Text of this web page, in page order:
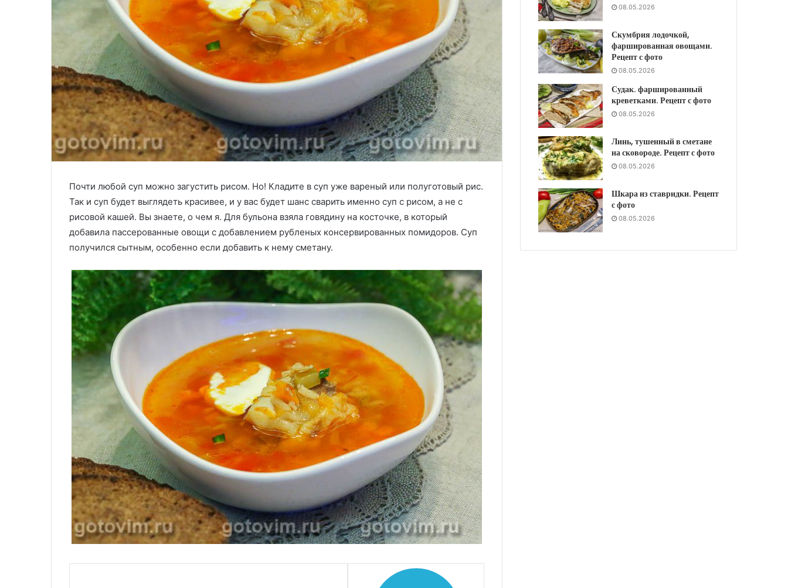
Почти любой суп можно загустить рисом. Но! Кладите в суп уже вареный или полуготовый рис.
Так и суп будет выглядеть красивее, и у вас будет шанс сварить именно суп с рисом, а не с
рисовой кашей. Вы знаете, о чем я. Для бульона взяла говядину на косточке, в который
добавила пассерованные овощи с добавлением рубленых консервированных помидоров. Суп
получился сытным, особенно если добавить к нему сметану.
08.05.2026
Скумбрия лодочкой,
фаршированная овощами.
Рецепт с фото
08.05.2026
Судак. фаршированный
креветками. Рецепт с фото
08.05.2026
Линь, тушенный в сметане
на сковороде. Рецепт с фото
08.05.2026
Шкара из ставридки. Рецепт
с фото
08.05.2026